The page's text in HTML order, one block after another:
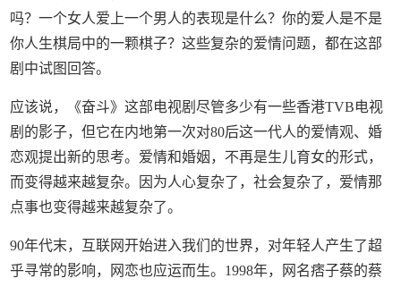
吗？一个女人爱上一个男人的表现是什么？你的爱人是不是
你人生棋局中的一颗棋子？这些复杂的爱情问题，都在这部
剧中试图回答。
应该说，《奋斗》这部电视剧尽管多少有一些香港TVB电视
剧的影子，但它在内地第一次对80后这一代人的爱情观、婚
恋观提出新的思考。爱情和婚姻，不再是生儿育女的形式，
而变得越来越复杂。因为人心复杂了，社会复杂了，爱情那
点事也变得越来越复杂了。
90年代末，互联网开始进入我们的世界，对年轻人产生了超
乎寻常的影响，网恋也应运而生。1998年，网名痞子蔡的蔡